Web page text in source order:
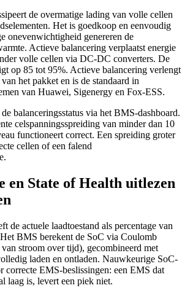
de overmatige lading van volle cellen
Het is goedkoop en eenvoudig
onevenwichtigheid genereren de
Actieve balancering verplaatst energie
volle cellen via DC-DC converters. De
op 85 tot 95%. Actieve balancering verlengt
het pakket en is de standaard in
van Huawei, Sigenergy en Fox-ESS.
balanceringsstatus via het BMS-dashboard.
celspanningsspreiding van minder dan 10
functioneert correct. Een spreiding groter
cellen of een falend
en State of Health uitlezen
de actuele laadtoestand als percentage van
BMS berekent de SoC via Coulomb
stroom over tijd), gecombineerd met
laden en ontladen. Nauwkeurige SoC-
correcte EMS-beslissingen: een EMS dat
laag is, levert een piek niet.